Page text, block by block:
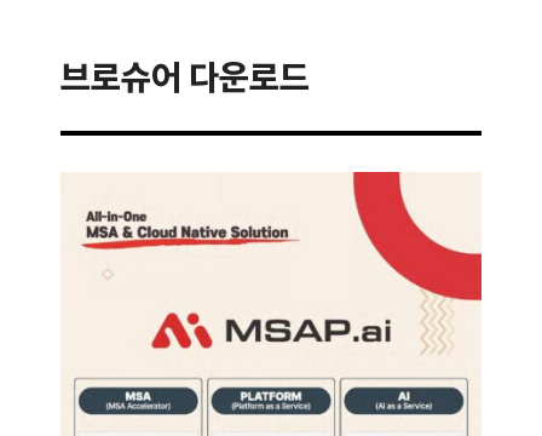
브로슈어 다운로드